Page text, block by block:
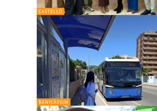
CASTELLÓ
BENICÀSSIM